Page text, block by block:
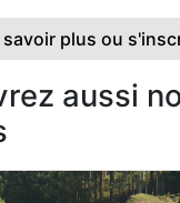
savoir plus ou
aussi